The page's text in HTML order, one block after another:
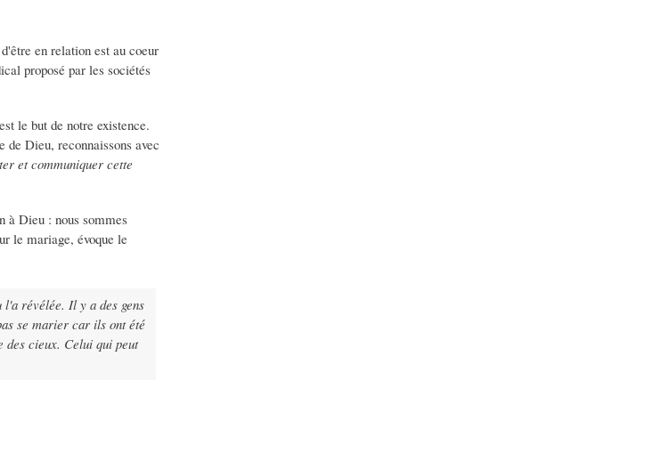
en relation est au coeur
proposé par les sociétés
le but de notre existence.
Dieu, reconnaissons avec
et communiquer cette
à Dieu : nous sommes
le mariage, évoque le
l'a révélée. Il y a des gens
se marier car ils ont été
des cieux. Celui qui peut